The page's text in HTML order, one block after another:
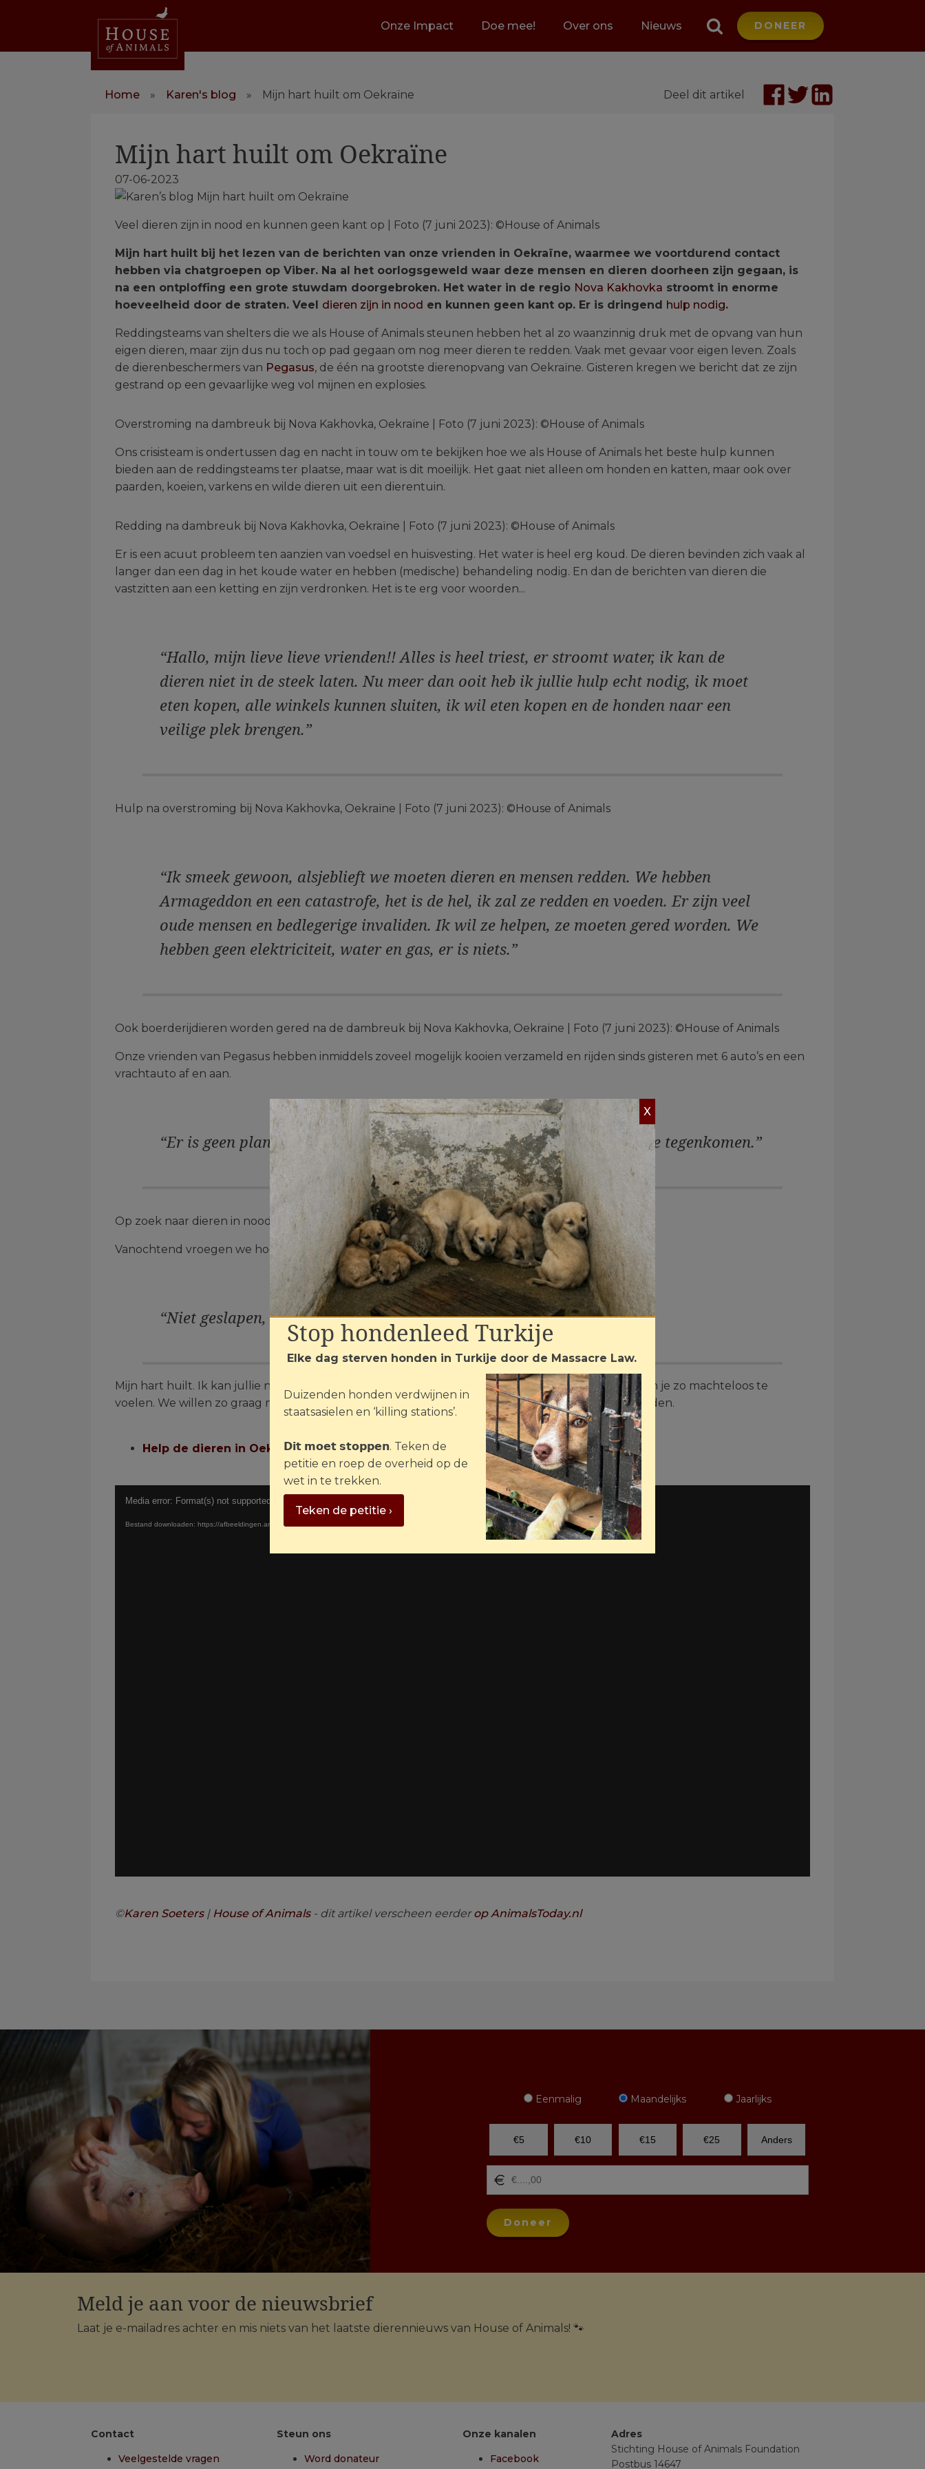
Onze Impact Doe mee! Over ons Nieuws DONEER
Home » Karen's blog » Mijn hart huilt om Oekraïne Deel dit artikel
Mijn hart huilt om Oekraïne
07-06-2023
Veel dieren zijn in nood en kunnen geen kant op | Foto (7 juni 2023): ©House of Animals
Mijn hart huilt bij het lezen van de berichten van onze vrienden in Oekraïne, waarmee we voortdurend contact
hebben via chatgroepen op Viber. Na al het oorlogsgeweld waar deze mensen en dieren doorheen zijn gegaan, is
na een ontploffing een grote stuwdam doorgebroken. Het water in de regio Nova Kakhovka stroomt in enorme
hoeveelheid door de straten. Veel dieren zijn in nood en kunnen geen kant op. Er is dringend hulp nodig.
Reddingsteams van shelters die we als House of Animals steunen hebben het al zo waanzinnig druk met de opvang van hun
eigen dieren, maar zijn dus nu toch op pad gegaan om nog meer dieren te redden. Vaak met gevaar voor eigen leven. Zoals
de dierenbeschermers van Pegasus, de één na grootste dierenopvang van Oekraïne. Gisteren kregen we bericht dat ze zijn
gestrand op een gevaarlijke weg vol mijnen en explosies.
Overstroming na dambreuk bij Nova Kakhovka, Oekraïne | Foto (7 juni 2023): ©House of Animals
Ons crisisteam is ondertussen dag en nacht in touw om te bekijken hoe we als House of Animals het beste hulp kunnen
bieden aan de reddingsteams ter plaatse, maar wat is dit moeilijk. Het gaat niet alleen om honden en katten, maar ook over
paarden, koeien, varkens en wilde dieren uit een dierentuin.
Redding na dambreuk bij Nova Kakhovka, Oekraïne | Foto (7 juni 2023): ©House of Animals
Er is een acuut probleem ten aanzien van voedsel en huisvesting. Het water is heel erg koud. De dieren bevinden zich vaak al
langer dan een dag in het koude water en hebben (medische) behandeling nodig. En dan de berichten van dieren die
vastzitten aan een ketting en zijn verdronken. Het is te erg voor woorden...
“Hallo, mijn lieve lieve vrienden!! Alles is heel triest, er stroomt water, ik kan de
dieren niet in de steek laten. Nu meer dan ooit heb ik jullie hulp echt nodig, ik moet
eten kopen, alle winkels kunnen sluiten, ik wil eten kopen en de honden naar een
veilige plek brengen.”
Hulp na overstroming bij Nova Kakhovka, Oekraïne | Foto (7 juni 2023): ©House of Animals
“Ik smeek gewoon, alsjeblieft we moeten dieren en mensen redden. We hebben
Armageddon en een catastrofe, het is de hel, ik zal ze redden en voeden. Er zijn veel
oude mensen en bedlegerige invaliden. Ik wil ze helpen, ze moeten gered worden. We
hebben geen elektriciteit, water en gas, er is niets.”
Ook boerderijdieren worden gered na de dambreuk bij Nova Kakhovka, Oekraïne | Foto (7 juni 2023): ©House of Animals
Onze vrienden van Pegasus hebben inmiddels zoveel mogelijk kooien verzameld en rijden sinds gisteren met 6 auto’s en een
vrachtauto af en aan.
“Er is geen plan, we gaan waar veel water is en redden iedereen die we tegenkomen.”
Op zoek naar dieren in nood bij Nova Kakhovka | Foto (7 juni 2023): ©House of Animals
Vanochtend vroegen we hoe het met ze gaat:
“Niet geslapen, nog niet gegeten, allereerst de dieren redden.”
Mijn hart huilt. Ik kan jullie niet vertellen wat het mij en al mijn lieve collega’s uit ons team doet om je zo machteloos te
voelen. We willen zo graag meer doen. Help ons alsjeblieft onze vrienden te helpen dieren te redden.
Help de dieren in Oekraïne met een donatie
Media error: Format(s) not supported or source(s) not found
Bestand downloaden: https://afbeeldingen.animalstoday.nl/2023/06/animalstoday-video-overstroming-Oekraine-7-juni-2023-1.mp4?_=1
©Karen Soeters| House of Animals- dit artikel verscheen eerderop AnimalsToday.nl
Eenmalig Maandelijks Jaarlijks
€5 €10 €15 €25 Anders
Doneer
Meld je aan voor de nieuwsbrief
Laat je e-mailadres achter en mis niets van het laatste dierennieuws van House of Animals! 🐾
Contact
Veelgestelde vragen
Steun ons
Word donateur
Onze kanalen
Facebook
Adres
Stichting House of Animals Foundation
Postbus 14647
Stop hondenleed Turkije
Elke dag sterven honden in Turkije door de Massacre Law.
Duizenden honden verdwijnen in
staatsasielen en ‘killing stations’.
𝗗𝗶𝘁 𝗺𝗼𝗲𝘁 𝘀𝘁𝗼𝗽𝗽𝗲𝗻. Teken de
petitie en roep de overheid op de
wet in te trekken.
Teken de petitie ›
X